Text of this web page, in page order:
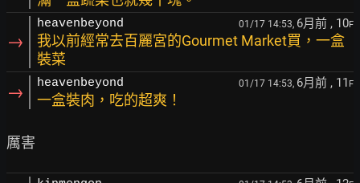
→
heavenbeyond 01/17 14:53, 6月前 , 10F
我以前經常去百麗宮的Gourmet Market買，一盒
裝菜
→ heavenbeyond 01/17 14:53, 6月前 , 11 F
一盒裝肉，吃的超爽！